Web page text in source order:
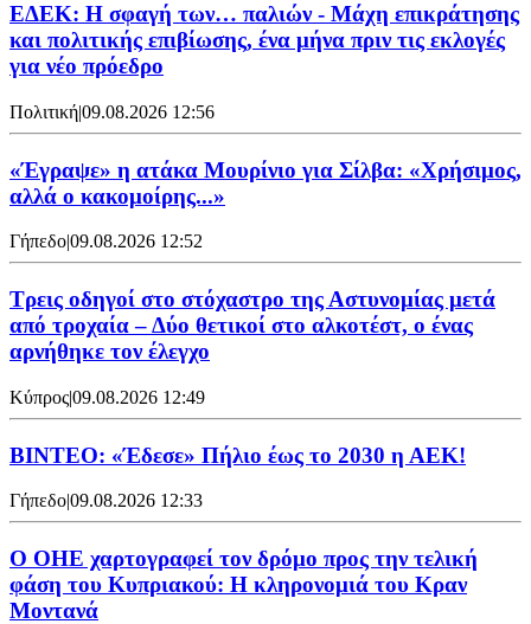
ΕΔΕΚ: Η σφαγή των… παλιών - Μάχη επικράτησης
και πολιτικής επιβίωσης, ένα μήνα πριν τις εκλογές
για νέο πρόεδρο
Πολιτική|09.08.2026 12:56
«Έγραψε» η ατάκα Μουρίνιο για Σίλβα: «Χρήσιμος,
αλλά ο κακομοίρης...»
Γήπεδο|09.08.2026 12:52
Τρεις οδηγοί στο στόχαστρο της Αστυνομίας μετά
από τροχαία – Δύο θετικοί στο αλκοτέστ, ο ένας
αρνήθηκε τον έλεγχο
Κύπρος|09.08.2026 12:49
ΒΙΝΤΕΟ: «Έδεσε» Πήλιο έως το 2030 η ΑΕΚ!
Γήπεδο|09.08.2026 12:33
Ο ΟΗΕ χαρτογραφεί τον δρόμο προς την τελική
φάση του Κυπριακού: Η κληρονομιά του Κραν
Μοντανά